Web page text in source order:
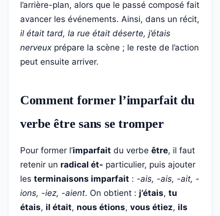
l’arrière-plan, alors que le passé composé fait
avancer les événements. Ainsi, dans un récit,
il était tard, la rue était déserte, j’étais
nerveux prépare la scène ; le reste de l’action
peut ensuite arriver.
Comment former l’imparfait du
verbe être sans se tromper
Pour former l’imparfait du verbe être, il faut
retenir un radical ét- particulier, puis ajouter
les terminaisons imparfait : -ais, -ais, -ait, -
ions, -iez, -aient. On obtient : j’étais, tu
étais, il était, nous étions, vous étiez, ils